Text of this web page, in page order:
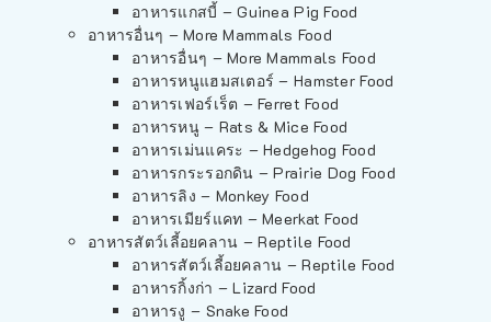
อาหารแกสบี้ – Guinea Pig Food
อาหารอื่นๆ – More Mammals Food
อาหารอื่นๆ – More Mammals Food
อาหารหนูแฮมสเตอร์ – Hamster Food
อาหารเฟอร์เร็ต – Ferret Food
อาหารหนู – Rats & Mice Food
อาหารเม่นแคระ – Hedgehog Food
อาหารกระรอกดิน – Prairie Dog Food
อาหารลิง – Monkey Food
อาหารเมียร์แคท – Meerkat Food
อาหารสัตว์เลี้อยคลาน – Reptile Food
อาหารสัตว์เลี้อยคลาน – Reptile Food
อาหารกิ้งก่า – Lizard Food
อาหารงู – Snake Food